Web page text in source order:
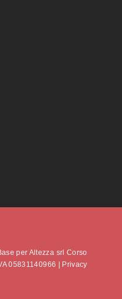
per Altezza srl Corso
05831140966 |
Privacy